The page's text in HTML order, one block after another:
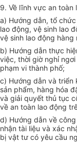
9. Về lĩnh vực an toàn
a) Hướng dẫn, tổ
lao động, vệ sinh lao
vệ sinh lao động hàng
b) Hướng dẫn thực
việc, thời giờ nghỉ
phạm vi thành phố;
c) Hướng dẫn và triển
sản phẩm, hàng hóa
và giải quyết thủ tục
về an toàn lao động
d) Hướng dẫn về
nhận tài liệu và xác
bị vật tư có yêu cầu